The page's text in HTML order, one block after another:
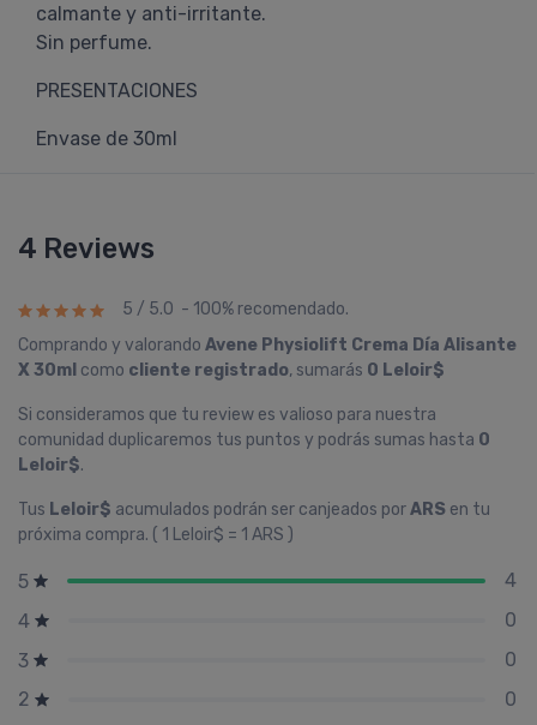
calmante y anti-irritante.
Sin perfume.
PRESENTACIONES
Envase de 30ml
4 Reviews
5 / 5.0 - 100% recomendado.
Comprando y valorando Avene Physiolift Crema Dí­a Alisante
X 30ml como cliente registrado, sumarás 0 Leloir$
Si consideramos que tu review es valioso para nuestra
comunidad duplicaremos tus puntos y podrás sumas hasta 0
Leloir$.
Tus Leloir$ acumulados podrán ser canjeados porARS en tu
próxima compra. ( 1 Leloir$ = 1 ARS )
5
4
4
0
3
0
2
0